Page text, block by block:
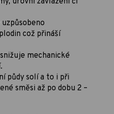
což přináší
mechanické
půdy solí a to i při
směsi až po dobu 2 –